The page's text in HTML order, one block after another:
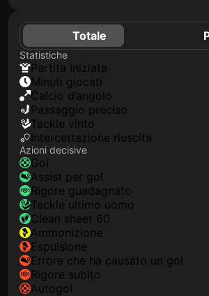
Totale
Statistiche
Partita iniziata
Minuti giocati
Calcio d’angolo
Passaggio preciso
Tackle vinto
Intercettazione riuscita
Azioni decisive
Gol
Assist per gol
Rigore guadagnato
Tackle ultimo uomo
clean sheet 60
Ammonizione
Espulsione
Errore che ha causato un gol
Rigore subito
Autogol